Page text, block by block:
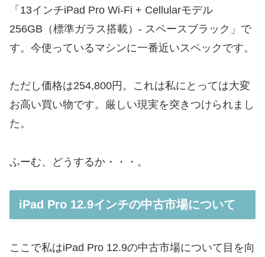
「13インチiPad Pro Wi-Fi + Cellularモデル
256GB（標準ガラス搭載）- スペースブラック」で
す。今使っているマシンに一番近いスペックです。
ただし価格は254,800円。これは私にとっては大変
お高い買い物です。厳しい現実を突きつけられまし
た。
ふーむ、どうするか・・・。
iPad Pro 12.9インチの中古市場について
ここで私はiPad Pro 12.9の中古市場について目を向